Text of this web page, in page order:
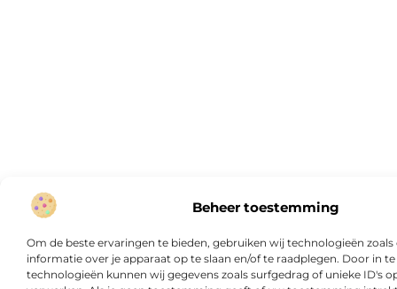
Beheer toestemming
Om de beste ervaringen te bieden, gebruiken wij technologieën
informatie over je apparaat op te slaan en/of te raadplegen. Door in
technologieën kunnen wij gegevens zoals surfgedrag of unieke ID's